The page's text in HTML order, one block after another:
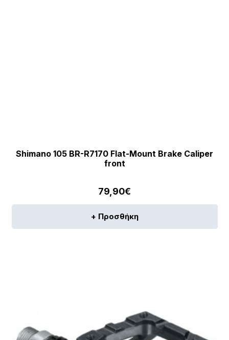
Shimano 105 BR-R7170 Flat-Mount Brake Caliper
front
79,90€
+ Προσθήκη